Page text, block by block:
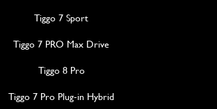
Tiggo 7 Sport
Tiggo 7 PRO Max Drive
Tiggo 8 Pro
Tiggo 7 Pro Plug-in Hybrid